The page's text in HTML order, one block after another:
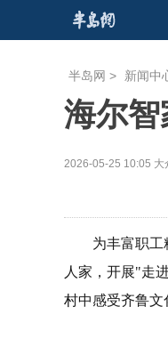
半岛网 > 新闻中
海尔智
2026-05-25 10:05 大
为丰富职工
人家，开展"走
村中感受齐鲁文